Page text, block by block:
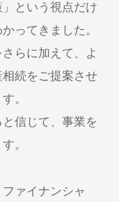
という視点だけ
ってきました。
らに加えて、よ
続をご提案させ
。
信じて、事業を
。
ァイナンシャ